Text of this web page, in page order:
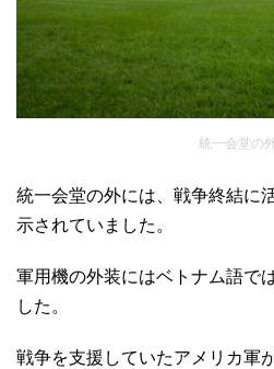
統一会堂の
統一会堂の外には、戦争終結に
示されていました。
軍用機の外装にはベトナム語で
した。
戦争を支援していたアメリカ軍